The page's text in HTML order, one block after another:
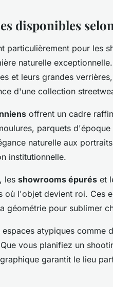
disponibles
particulièrement pour les
naturelle
et leurs grandes
d'une collection
offrent un cadre
parquets
naturelle aux
institutionnelle.
les showrooms épurés et
où l'objet devient roi. Ces
géométrie pour sublimer
espaces atypiques comme
vous planifiez un
garantit le lieu